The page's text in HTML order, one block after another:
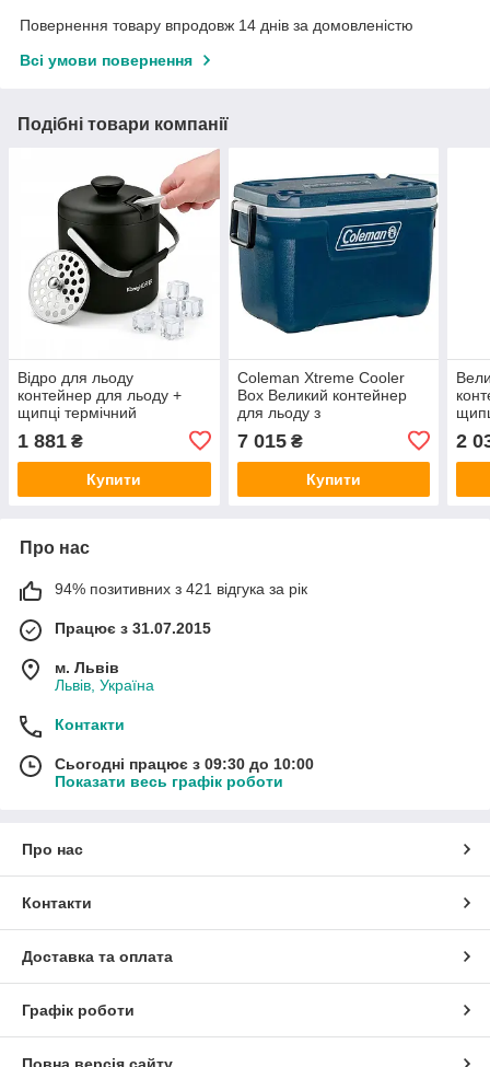
Повернення товару впродовж 14 днів за домовленістю
Всі умови повернення
Подібні товари компанії
Відро для льоду
контейнер для льоду +
щипці термічний
1 881 ₴
Купити
Coleman Xtreme Cooler
Box Великий контейнер
для льоду з
ізоляцією з поліуретанової
піни зберігає холод кілька
7 015₴
Купити
2
Про нас
94% позитивних з 421 відгука за рік
Працює з 31.07.2015
м. Львів
Львів, Україна
Контакти
Сьогодні працює з 09:30 до 10:00
Показати весь графік роботи
Про нас
Контакти
Доставка та оплата
Графік роботи